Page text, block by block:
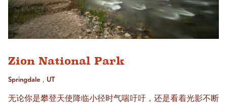
Zion National Park
Springdale，UT
无论你是攀登天使降临小径时气喘吁吁，还是看着光影不断